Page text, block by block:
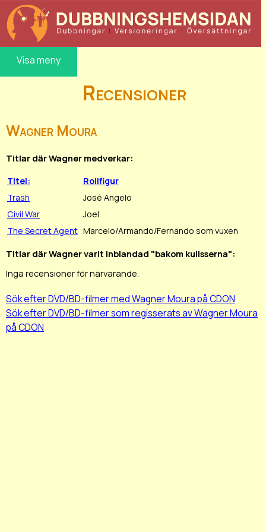
Visa meny
Recensioner
Wagner Moura
Titlar där Wagner medverkar:
Titel:
Rollfigur
Trash
José Angelo
Civil War
Joel
The Secret Agent Marcelo/Armando/Fernando som vuxen
Titlar där Wagner varit inblandad "bakom kulisserna":
Inga recensioner för närvarande.
Sök efter DVD/BD-filmer med Wagner Moura på CDON
Sök efter DVD/BD-filmer som regisserats av Wagner Moura
på CDON